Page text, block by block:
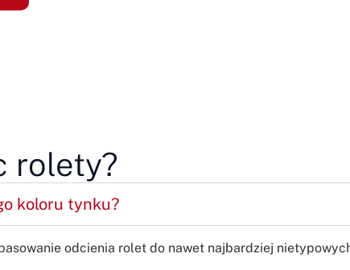
rolety?
koloru tynku?
odcienia rolet do nawet najbardziej